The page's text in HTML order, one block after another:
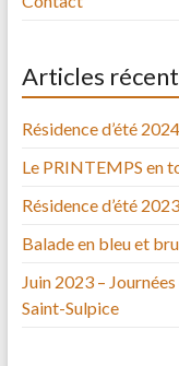
Articles
Résidence d’été
Le PRINTEMPS en
Résidence d’été
Balade en bleu et
Juin 2023 –
Saint-Sulpice